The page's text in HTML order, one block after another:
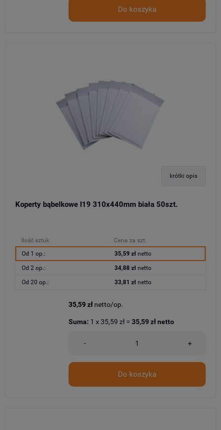
Do koszyka
krótki opis
Koperty bąbelkowe I19 310x440mm biała 50szt.
Ilość sztuk
Cena za szt.
Od 1 op.:
35,59 złnetto
Od 2 op.: 34,88 złnetto
Od 20 op.: 33,81 złnetto
35,59 zł netto/op.
- +
Do koszyka
Suma: 1 x35,59 zł = 35,59 złnetto